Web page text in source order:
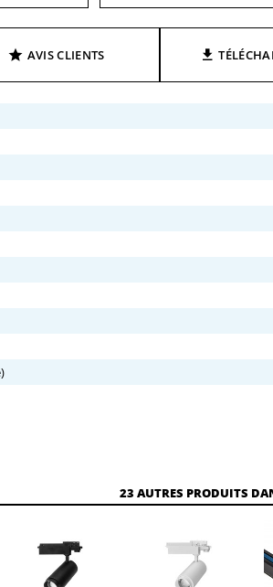
AVIS CLIENTS
23 AUTRES PRODUITS